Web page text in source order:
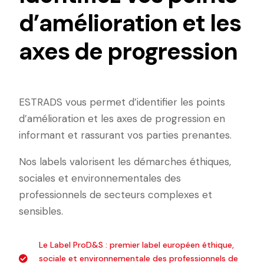
d’amélioration et les
axes de progression
ESTRADS vous permet d’identifier les points
d’amélioration et les axes de progression en
informant et rassurant vos parties prenantes.
Nos labels valorisent les démarches éthiques,
sociales et environnementales des
professionnels de secteurs complexes et
sensibles.
Le Label ProD&S : premier label européen éthique,
sociale et environnementale des professionnels de